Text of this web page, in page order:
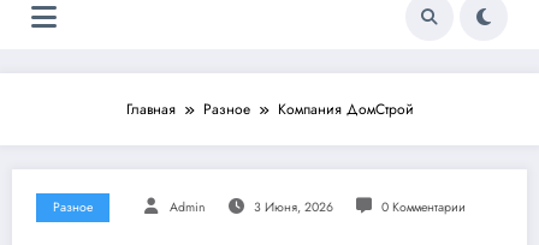
Главная Разное Компания ДомСтрой
Разное Admin 3 Июня, 2026 0 Комментарии